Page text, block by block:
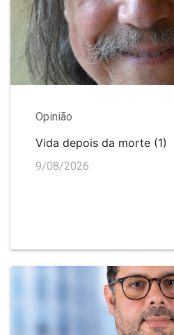
Opinião
Vida depois da morte (1)
9/08/2026